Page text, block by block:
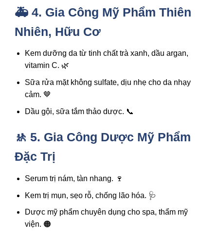
🚑 4. Gia Công Mỹ Phẩm Thiên
Nhiên, Hữu Cơ
Kem dưỡng da từ tinh chất trà xanh, dầu argan,
vitamin C. 🌿
Sữa rửa mặt không sulfate, dịu nhẹ cho da nhạy
cảm. 🤎
Dầu gội, sữa tắm thảo dược. 📞
🚸 5. Gia Công Dược Mỹ Phẩm
Đặc Trị
Serum trị nám, tàn nhang. 🍷
Kem trị mụn, sẹo rỗ, chống lão hóa. 🩺
Dược mỹ phẩm chuyên dụng cho spa, thẩm mỹ
viện. 🟠